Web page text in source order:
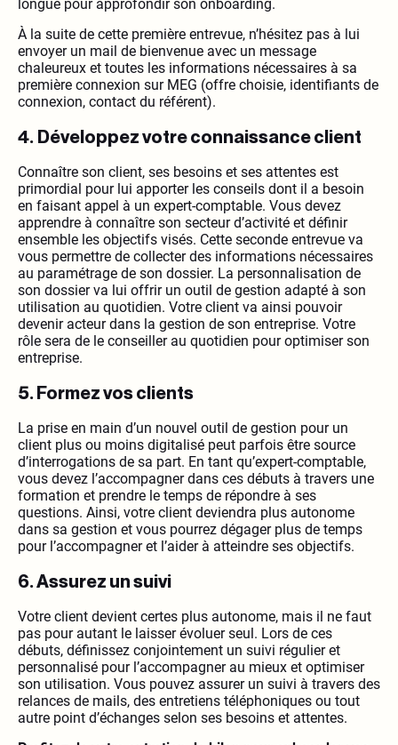
longue pour approfondir son onboarding.
À la suite de cette première entrevue, n’hésitez pas à lui
envoyer un mail de bienvenue avec un message
chaleureux et toutes les informations nécessaires à sa
première connexion sur MEG (offre choisie, identifiants de
connexion, contact du référent).
4. Développez votre connaissance client
Connaître son client, ses besoins et ses attentes est
primordial pour lui apporter les conseils dont il a besoin
en faisant appel à un expert-comptable. Vous devez
apprendre à connaître son secteur d’activité et définir
ensemble les objectifs visés. Cette seconde entrevue va
vous permettre de collecter des informations nécessaires
au paramétrage de son dossier. La personnalisation de
son dossier va lui offrir un outil de gestion adapté à son
utilisation au quotidien. Votre client va ainsi pouvoir
devenir acteur dans la gestion de son entreprise. Votre
rôle sera de le conseiller au quotidien pour optimiser son
entreprise.
5. Formez vos clients
La prise en main d’un nouvel outil de gestion pour un
client plus ou moins digitalisé peut parfois être source
d’interrogations de sa part. En tant qu’expert-comptable,
vous devez l’accompagner dans ces débuts à travers une
formation et prendre le temps de répondre à ses
questions. Ainsi, votre client deviendra plus autonome
dans sa gestion et vous pourrez dégager plus de temps
pour l’accompagner et l’aider à atteindre ses objectifs.
6. Assurez un suivi
Votre client devient certes plus autonome, mais il ne faut
pas pour autant le laisser évoluer seul. Lors de ces
débuts, définissez conjointement un suivi régulier et
personnalisé pour l’accompagner au mieux et optimiser
son utilisation. Vous pouvez assurer un suivi à travers des
relances de mails, des entretiens téléphoniques ou tout
autre point d’échanges selon ses besoins et attentes.